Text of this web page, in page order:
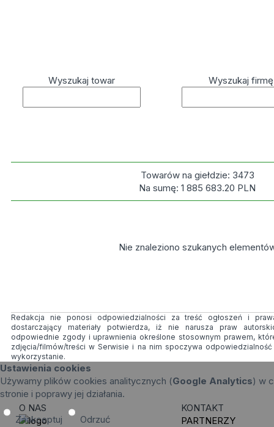
Wyszukaj towar Wyszukaj firmę
Towarów na giełdzie: 3473
Na sumę:1 885 683.20 PLN
Nie znaleziono szukanych
Redakcja nie ponosi odpowiedzialności za treść ogłoszeń i
dostarczający materiały potwierdza, iż nie narusza praw
odpowiednie zgody i uprawnienia określone stosownym prawem,
zdjęcia/filmów/treści w Serwisie i na nim spoczywa
wykorzystanie.
Ustawienia cookies
Używamy plików cookies analitycznych (Google Analytics) w
stronie i poprawy jej działania.
Zaakceptuj Odrzuć
O NAS
KONTAKT
PARTNERZY